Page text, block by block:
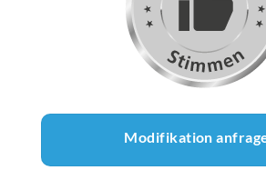
Modifikation